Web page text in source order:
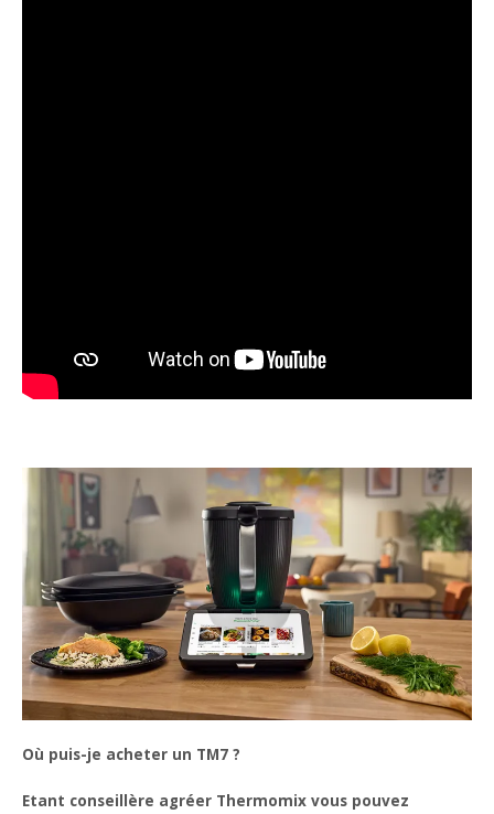
Où puis-je acheter un TM7 ?
Etant conseillère agréer Thermomix vous pouvez